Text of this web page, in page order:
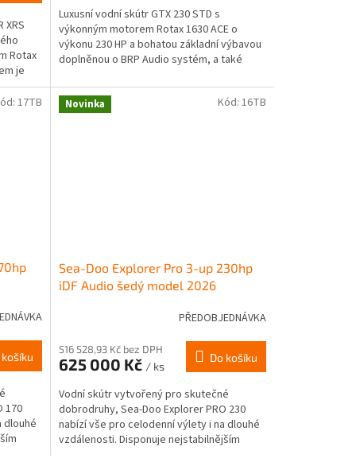
Rotax
je
Luxusní vodní skútr GTX 230 STD s
výkonným motorem Rotax 1630 ACE o
výkonu 230 HP a bohatou základní výbavou
doplněnou o BRP Audio systém, a také
170
dlouhé
17TB Novinka
Sea-Doo Explorer Pro 3-up 230hp
iDF Audio šedý model 2026
PŘEDOBJEDNÁVKA
516 528,93 Kč bez DPH
625 000 Kč / ks
Do košíku
Vodní skútr vytvořený pro skutečné
dobrodruhy, Sea-Doo Explorer PRO 230
nabízí vše pro celodenní výlety i na dlouhé
vzdálenosti. Disponuje nejstabilnějším
Kód: 16TB